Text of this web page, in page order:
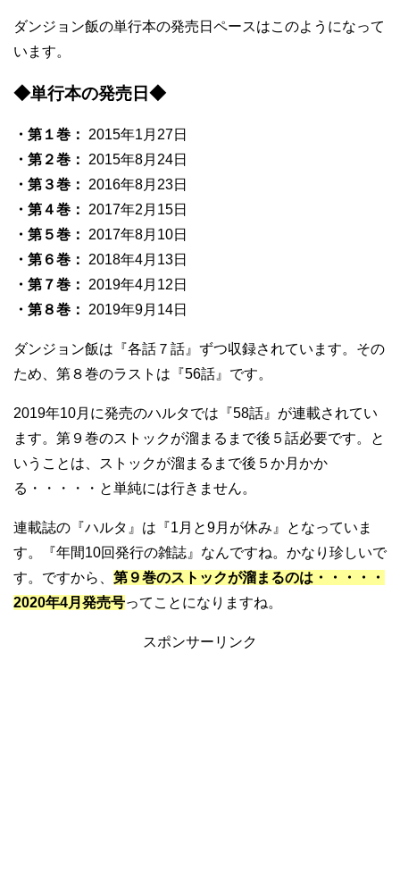
ダンジョン飯の単行本の発売日ペースはこのようになって
います。
◆単行本の発売日◆
・第１巻：
2015年1月27日
・第２巻：
2015年8月24日
・第３巻：
2016年8月23日
・第４巻：
2017年2月15日
・第５巻：
2017年8月10日
・第６巻：
2018年4月13日
・第７巻：
2019年4月12日
・第８巻：
2019年9月14日
ダンジョン飯は『各話７話』ずつ収録されています。その
ため、第８巻のラストは『56話』です。
2019年10月に発売のハルタでは『58話』が連載されてい
ます。第９巻のストックが溜まるまで後５話必要です。と
いうことは、ストックが溜まるまで後５か月かか
る・・・・・と単純には行きません。
連載誌の『ハルタ』は『1月と9月が休み』となっていま
す。『年間10回発行の雑誌』なんですね。かなり珍しいで
す。ですから、 第９巻のストックが溜まるのは・・・・・
2020年4月発売号ってことになりますね。
スポンサーリンク